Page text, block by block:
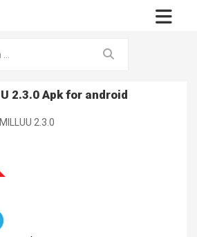
2.3.0 Apk for android
MILLUU 2.3.0